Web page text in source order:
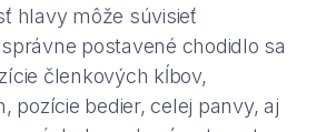
hlavy môže súvisieť
postavené chodidlo sa
členkových kĺbov,
pozície bedier, celej panvy, aj